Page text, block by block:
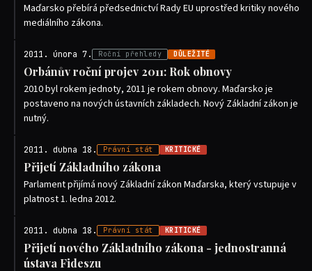
Maďarsko přebírá předsednictví Rady EU uprostřed kritiky nového
mediálního zákona.
2011. února 7. Roční přehledy DŮLEŽITÉ
Orbánův roční projev 2011: Rok obnovy
2010 byl rokem jednoty, 2011 je rokem obnovy. Maďarsko je
postaveno na nových ústavních základech. Nový Základní zákon je
nutný.
2011. dubna 18. Právní stát KRITICKÉ
Přijetí Základního zákona
Parlament přijímá nový Základní zákon Maďarska, který vstupuje v
platnost 1. ledna 2012.
2011. dubna 18. Právní stát KRITICKÉ
Přijetí nového Základního zákona - jednostranná
ústava Fideszu